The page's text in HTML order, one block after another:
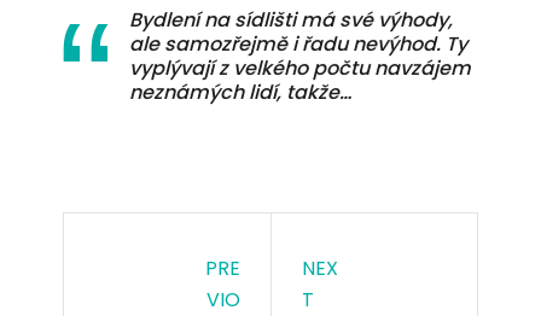
Bydlení na sídlišti má své výhody,
ale samozřejmě i řadu nevýhod. Ty
vyplývají z velkého počtu navzájem
neznámých lidí, takže…
PRE
VIO
NEX
T